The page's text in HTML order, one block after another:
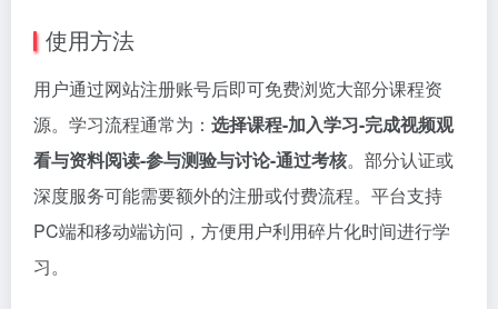
使用方法
用户通过网站注册账号后即可免费浏览大部分课程资
源。学习流程通常为： 选择课程-加入学习-完成视频观
看与资料阅读-参与测验与讨论-通过考核。部分认证或
深度服务可能需要额外的注册或付费流程。平台支持
PC端和移动端访问，方便用户利用碎片化时间进行学
习。